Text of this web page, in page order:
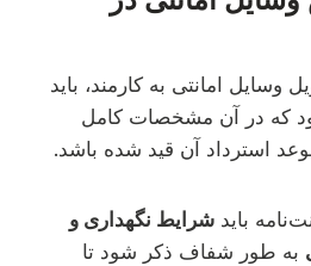
وسایل امانتی به کارمند، باید
که در آن مشخصات کامل
استرداد آن قید شده باشد.
باید شرایط نگهداری و
به طور شفاف ذکر شود تا